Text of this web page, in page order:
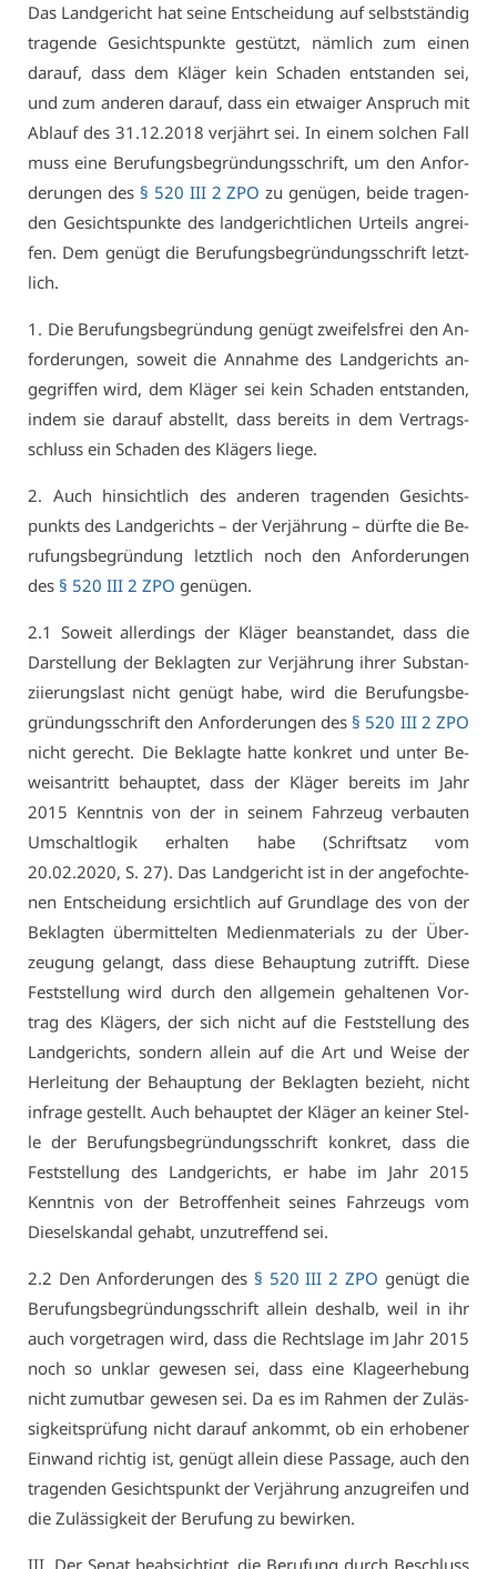
Das Land­ge­richt hat sei­ne Ent­schei­dung auf selbst­stän­dig
tra­gen­de Ge­sichts­punk­te ge­stützt, näm­lich zum ei­nen
dar­auf, dass dem Klä­ger kein Scha­den ent­stan­den sei,
und zum an­de­ren dar­auf, dass ein et­wai­ger An­spruch mit
Ab­lauf des 31.12.2018 ver­jährt sei. In ei­nem sol­chen Fall
muss ei­ne Be­ru­fungs­be­grün­dungs­schrift, um den An­for­
de­run­gen des § 520 III 2 ZPO zu ge­nü­gen, bei­de tra­gen­
den Ge­sichts­punk­te des land­ge­richt­li­chen Ur­teils an­grei­
fen. Dem ge­nügt die Be­ru­fungs­be­grün­dungs­schrift letzt­
lich.
1. Die Be­ru­fungs­be­grün­dung ge­nügt zwei­fels­frei den An­
for­de­run­gen, so­weit die An­nah­me des Land­ge­richts an­
ge­grif­fen wird, dem Klä­ger sei kein Scha­den ent­stan­den,
in­dem sie dar­auf ab­stellt, dass be­reits in dem Ver­trags­
schluss ein Scha­den des Klä­gers lie­ge.
2. Auch hin­sicht­lich des an­de­ren tra­gen­den Ge­sichts­
punkts des Land­ge­richts – der Ver­jäh­rung – dürf­te die Be­
ru­fungs­be­grün­dung letzt­lich noch den An­for­de­run­gen
des § 520 III 2 ZPO ge­nü­gen.
2.1 So­weit al­ler­dings der Klä­ger be­an­stan­det, dass die
Dar­stel­lung der Be­klag­ten zur Ver­jäh­rung ih­rer Sub­stan­
zi­ie­rungs­last nicht ge­nügt ha­be, wird die Be­ru­fungs­be­
grün­dungs­schrift den An­for­de­run­gen des § 520 III 2 ZPO
nicht ge­recht. Die Be­klag­te hat­te kon­kret und un­ter Be­
weis­an­tritt be­haup­tet, dass der Klä­ger be­reits im Jahr
2015 Kennt­nis von der in sei­nem Fahr­zeug ver­bau­ten
Um­schalt­lo­gik er­hal­ten ha­be (Schrift­satz vom
20.02.2020, S. 27). Das Land­ge­richt ist in der an­ge­foch­te­
nen Ent­schei­dung er­sicht­lich auf Grund­la­ge des von der
Be­klag­ten über­mit­tel­ten Me­di­en­ma­te­ri­als zu der Über­
zeu­gung ge­langt, dass die­se Be­haup­tung zu­trifft. Die­se
Fest­stel­lung wird durch den all­ge­mein ge­hal­te­nen Vor­
trag des Klä­gers, der sich nicht auf die Fest­stel­lung des
Land­ge­richts, son­dern al­lein auf die Art und Wei­se der
Her­lei­tung der Be­haup­tung der Be­klag­ten be­zieht, nicht
in­fra­ge ge­stellt. Auch be­haup­tet der Klä­ger an kei­ner Stel­
le der Be­ru­fungs­be­grün­dungs­schrift kon­kret, dass die
Fest­stel­lung des Land­ge­richts, er ha­be im Jahr 2015
Kennt­nis von der Be­trof­fen­heit sei­nes Fahr­zeugs vom
Die­selskan­dal ge­habt, un­zu­tref­fend sei.
2.2 Den An­for­de­run­gen des § 520 III 2 ZPO ge­nügt die
Be­ru­fungs­be­grün­dungs­schrift al­lein des­halb, weil in ihr
auch vor­ge­tra­gen wird, dass die Rechts­la­ge im Jahr 2015
noch so un­klar ge­we­sen sei, dass ei­ne Kla­ge­er­he­bung
nicht zu­mut­bar ge­we­sen sei. Da es im Rah­men der Zu­läs­
sig­keits­prü­fung nicht dar­auf an­kommt, ob ein er­ho­be­ner
Ein­wand rich­tig ist, ge­nügt al­lein die­se Pas­sa­ge, auch den
tra­gen­den Ge­sichts­punkt der Ver­jäh­rung an­zu­grei­fen und
die Zu­läs­sig­keit der Be­ru­fung zu be­wir­ken.